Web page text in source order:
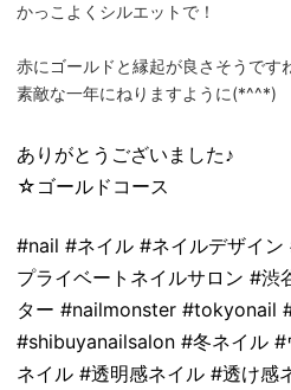
かっこよくシルエットで！
赤にゴールドと縁起が良さそうです
素敵な一年にねりますように(*^^*)
ありがとうございました♪
☆ゴールドコース
#nail #ネイル #ネイルデザイ
プライベートネイルサロン #渋
ター #nailmonster #tokyonail
#shibuyanailsalon #冬ネイル
ネイル #透明感ネイル #透け感